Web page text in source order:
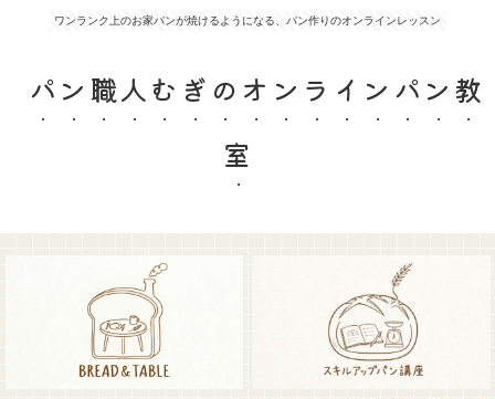
ワンランク上のお家パンが焼けるようになる、パン作りのオンラインレッスン
パン職人むぎのオンラインパン教
室